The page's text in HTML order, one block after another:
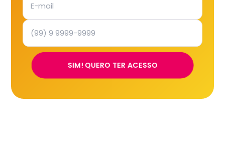
SIM! QUERO TER ACESSO